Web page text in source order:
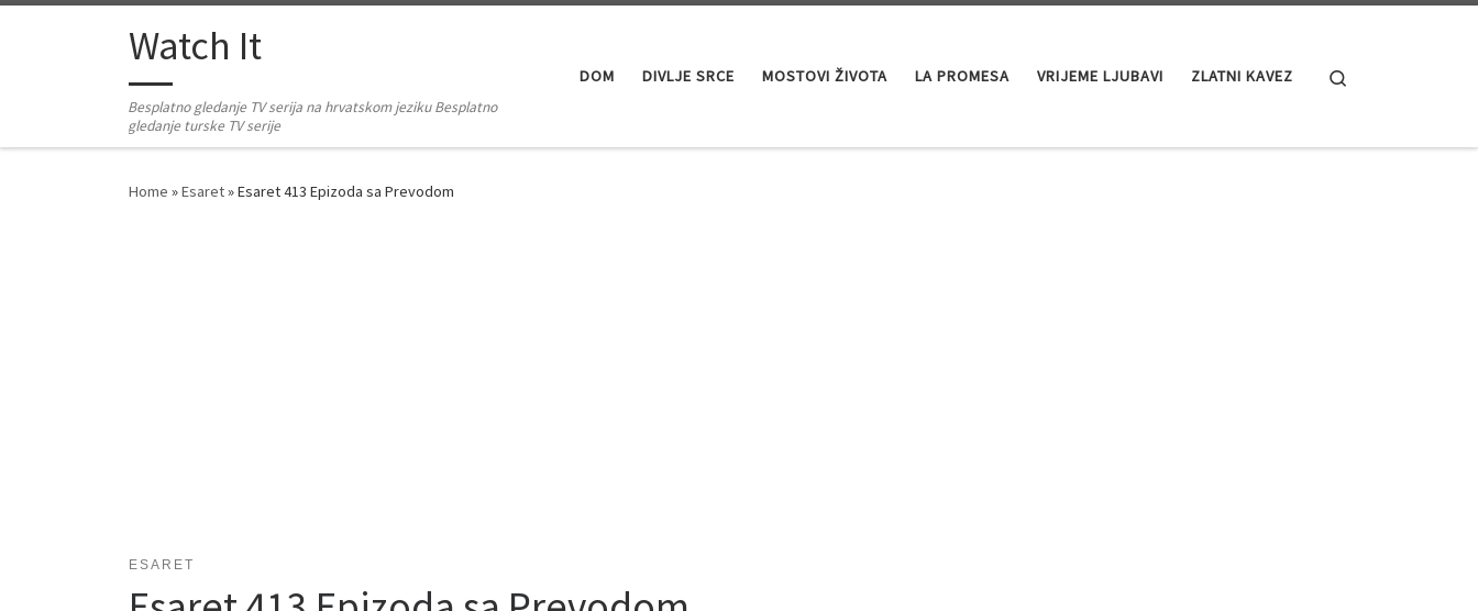
Skip to contentWatch It
Besplatno gledanje TV serija na hrvatskom jeziku Besplatno
gledanje turske TV serije
DOM DIVLJE SRCE MOSTOVI ŽIVOTA LA PROMESA VRIJEME LJUBAVI ZLATNI KAVEZ
Home »Esaret»Esaret 413 Epizoda sa Prevodom
ESARET